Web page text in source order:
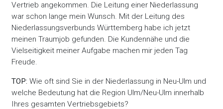
Vertrieb angekommen. Die Leitung einer Niederlassung
war schon lange mein Wunsch. Mit der Leitung des
Niederlassungsverbunds Württemberg habe ich jetzt
meinen Traumjob gefunden. Die Kundennähe und die
Vielseitigkeit meiner Aufgabe machen mir jeden Tag
Freude.
TOP: Wie oft sind Sie in der Niederlassung in Neu-Ulm und
welche Bedeutung hat die Region Ulm/Neu-Ulm innerhalb
Ihres gesamten Vertriebsgebiets?